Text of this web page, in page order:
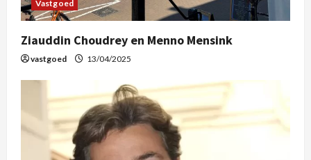
Vastgoed
Ziauddin Choudrey en Menno Mensink
vastgoed 13/04/2025